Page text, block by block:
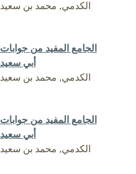
الكدمي, محمد بن سعيد
الجامع المفيد من جوابات
أبي سعيد
الكدمي, محمد بن سعيد
الجامع المفيد من جوابات
أبي سعيد
الكدمي, محمد بن سعيد